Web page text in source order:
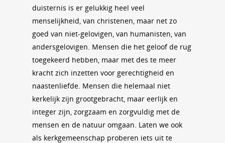
duisternis is er gelukkig heel veel
menselijkheid, van christenen, maar net zo
goed van niet-gelovigen, van humanisten, van
andersgelovigen. Mensen die het geloof de rug
toegekeerd hebben, maar met des te meer
kracht zich inzetten voor gerechtigheid en
naastenliefde. Mensen die helemaal niet
kerkelijk zijn grootgebracht, maar eerlijk en
integer zijn, zorgzaam en zorgvuldig met de
mensen en de natuur omgaan. Laten we ook
als kerkgemeenschap proberen iets uit te